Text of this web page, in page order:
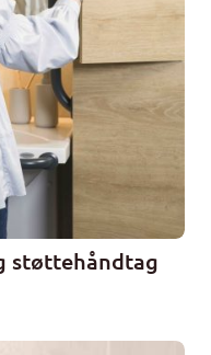
støttehåndtag